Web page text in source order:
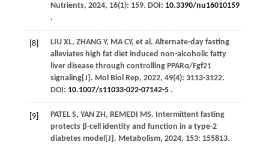
Nutrients, 2024, 16(1): 159. DOI: 10.3390/nu16010159
.
[8] LIU XL, ZHANG Y, MA CY, et al . Alternate-day fasting
alleviates high fat diet induced non-alcoholic fatty
liver disease through controlling PPARα/Fgf21
signaling[J]. Mol Biol Rep, 2022, 49(4): 3113-3122.
DOI: 10.1007/s11033-022-07142-5.
[9] PATEL S, YAN ZH, REMEDI MS. Intermittent fasting
protects β-cell identity and function in a type-2
diabetes model[J]. Metabolism, 2024, 153: 155813.